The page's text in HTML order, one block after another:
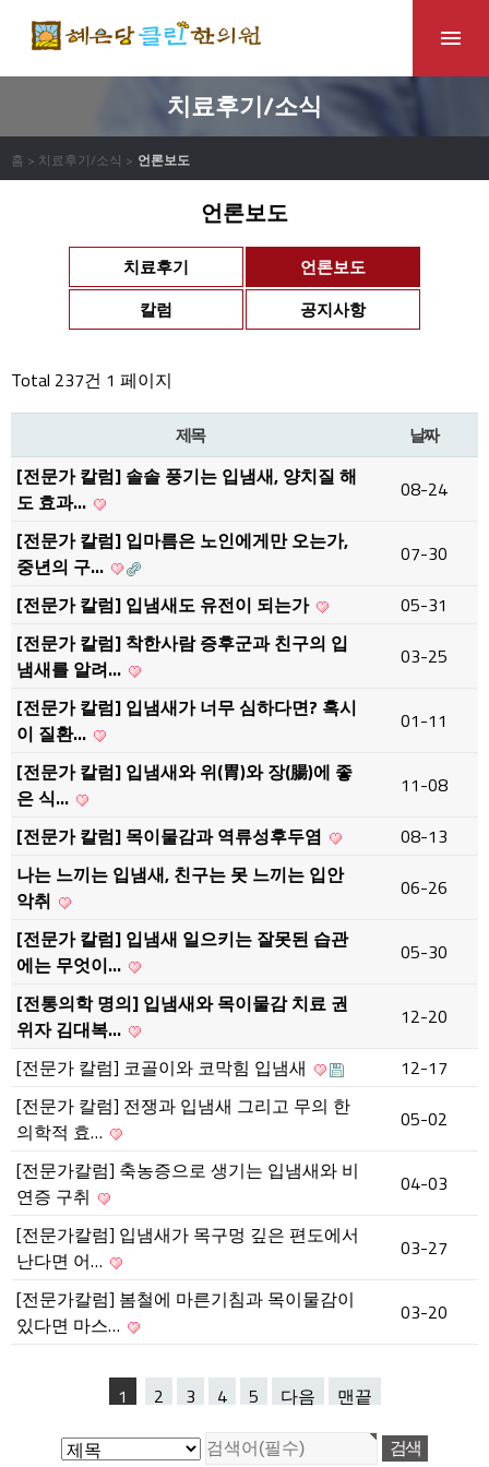
치료후기/소식
홈 > 치료후기/소식 > 언론보도
언론보도
치료후기
언론보도
칼럼
공지사항
Total 237건 1 페이지
제목 날짜
[전문가 칼럼] 솔솔 풍기는 입냄새, 양치질 해
도 효과…
08-24
[전문가 칼럼] 입마름은 노인에게만 오는가,
중년의 구…
07-30
[전문가 칼럼] 입냄새도 유전이 되는가
05-31
[전문가 칼럼] 착한사람 증후군과 친구의 입
냄새를 알려…
03-25
[전문가 칼럼] 입냄새가 너무 심하다면? 혹시
이 질환…
01-11
[전문가 칼럼] 입냄새와 위(胃)와 장(腸)에 좋
은 식…
11-08
[전문가 칼럼] 목이물감과 역류성후두염
08-13
나는 느끼는 입냄새, 친구는 못 느끼는 입안
악취
06-26
[전문가 칼럼] 입냄새 일으키는 잘못된 습관
에는 무엇이…
05-30
[전통의학 명의] 입냄새와 목이물감 치료 권
위자 김대복…
12-20
[전문가 칼럼] 코골이와 코막힘 입냄새
12-17
[전문가 칼럼] 전쟁과 입냄새 그리고 무의 한
의학적 효…
05-02
[전문가칼럼] 축농증으로 생기는 입냄새와 비
연증 구취
04-03
[전문가칼럼] 입냄새가 목구멍 깊은 편도에서
난다면 어…
03-27
[전문가칼럼] 봄철에 마른기침과 목이물감이
있다면 마스…
03-20
1 2 3 4 5 다음 맨끝